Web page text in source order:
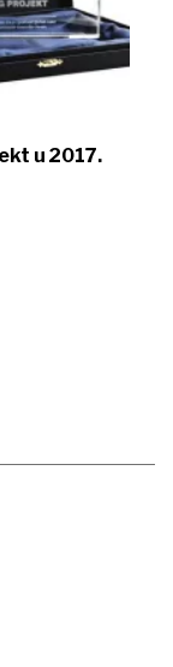
u 2017.